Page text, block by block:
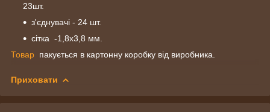
23шт.
з'єднувачі - 24 шт.
сітка -1,8х3,8 мм.
Товар пакується в картонну коробку від виробника.
Приховати